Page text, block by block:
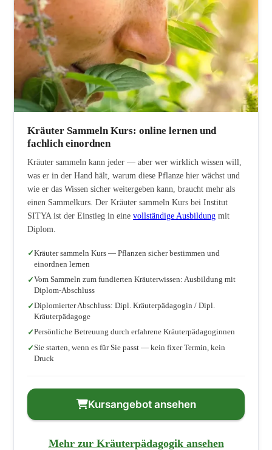
Kräuter Sammeln Kurs: online lernen und
fachlich einordnen
Kräuter sammeln kann jeder — aber wer wirklich wissen will,
was er in der Hand hält, warum diese Pflanze hier wächst und
wie er das Wissen sicher weitergeben kann, braucht mehr als
einen Sammelkurs. Der Kräuter sammeln Kurs bei Institut
SITYA ist der Einstieg in eine vollständige Ausbildung mit
Diplom.
Kräuter sammeln Kurs — Pflanzen sicher bestimmen und
einordnen lernen
Vom Sammeln zum fundierten Kräuterwissen: Ausbildung mit
Diplom-Abschluss
Diplomierter Abschluss: Dipl. Kräuterpädagogin / Dipl.
Kräuterpädagoge
Persönliche Betreuung durch erfahrene Kräuterpädagoginnen
Sie starten, wenn es für Sie passt — kein fixer Termin, kein
Druck
Kursangebot ansehen
Mehr zur Kräuterpädagogik ansehen